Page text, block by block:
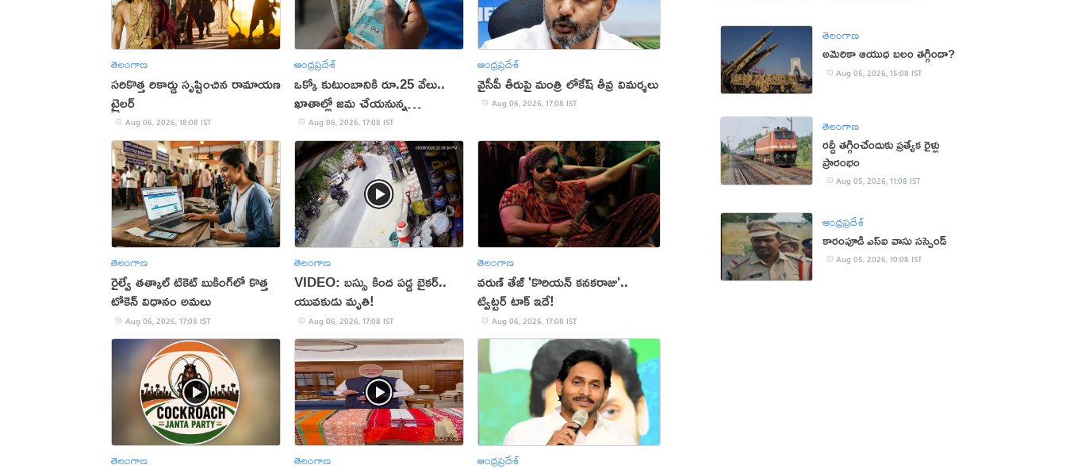
తెలంగాణ
సరికొత్త రికార్డు సృష్టించిన రామాయణ
ట్రైలర్‌
Aug 06, 2026, 18:08 IST
ఆంధ్రప్రదేశ్
ఒక్కో కుటుంబానికి రూ.25 వేలు..
ఖాతాల్లో జ‌మ చేయ‌నున్న
ప్ర‌భుత్వం..!
Aug 06, 2026, 17:08 IST
ఆంధ్రప్రదేశ్
వైసీపీ తీరుపై మంత్రి లోకేష్ తీవ్ర విమర్శలు
Aug 06, 2026, 17:08 IST
తెలంగాణ
రైల్వే తత్కాల్ టికెట్ బుకింగ్‌లో కొత్త
టోకెన్ విధానం అమలు
Aug 06, 2026, 17:08 IST
తెలంగాణ
VIDEO: బస్సు కింద పడ్డ బైకర్..
యువకుడు మృతి!
Aug 06, 2026, 17:08 IST
తెలంగాణ
వరుణ్ తేజ్ 'కొరియన్ కనకరాజు'..
ట్విట్టర్ టాక్ ఇదే!
Aug 06, 2026, 17:08 IST
తెలంగాణ తెలంగాణ ఆంధ్రప్రదేశ్
తెలంగాణ
అమెరికా ఆయుధ బలం తగ్గిందా?
Aug 05, 2026, 15:08 IST
తెలంగాణ
రద్దీ తగ్గించేందుకు ప్రత్యేక రైళ్లు
ప్రారంభం
Aug 05, 2026, 11:08 IST
ఆంధ్రప్రదేశ్
కారంపూడి ఎస్ఐ వాసు స‌స్పెండ్‌
Aug 05, 2026, 10:08 IST